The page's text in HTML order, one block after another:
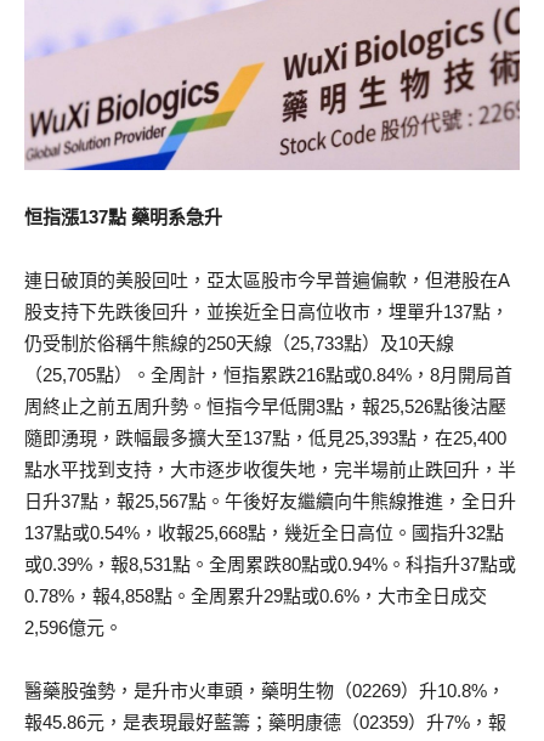
恒指漲137點 藥明系急升
連日破頂的美股回吐，亞太區股市今早普遍偏軟，但港股在A
股支持下先跌後回升，並挨近全日高位收市，埋單升137點，
仍受制於俗稱牛熊線的250天線（25,733點）及10天線
（25,705點）。全周計，恒指累跌216點或0.84%，8月開局首
周終止之前五周升勢。恒指今早低開3點，報25,526點後沽壓
隨即湧現，跌幅最多擴大至137點，低見25,393點，在25,400
點水平找到支持，大市逐步收復失地，完半場前止跌回升，半
日升37點，報25,567點。午後好友繼續向牛熊線推進，全日升
137點或0.54%，收報25,668點，幾近全日高位。國指升32點
或0.39%，報8,531點。全周累跌80點或0.94%。科指升37點或
0.78%，報4,858點。全周累升29點或0.6%，大市全日成交
2,596億元。
醫藥股強勢，是升市火車頭，藥明生物（02269）升10.8%，
報45.86元，是表現最好藍籌；藥明康德（02359）升7%，報